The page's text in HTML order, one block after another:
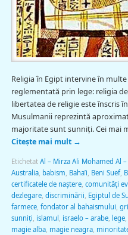
Religia în Egipt intervine în
reglementată prin lege: religia
libertatea de religie este înscris
Musulmanii reprezintă
majoritate sunt sunniţi. Cei mai
Citește mai mult →
Etichetat Al – Mirza Ali Mohamed Al
Australia, babism Baha’i Beni Suef,
certificatele de naştere, comunităţi
dezlegare, discriminării Egiptul de
farmece, fondator al bahaismului
sunniţi islamul israelo – arabe, lege,
magie alba, magie neagra,